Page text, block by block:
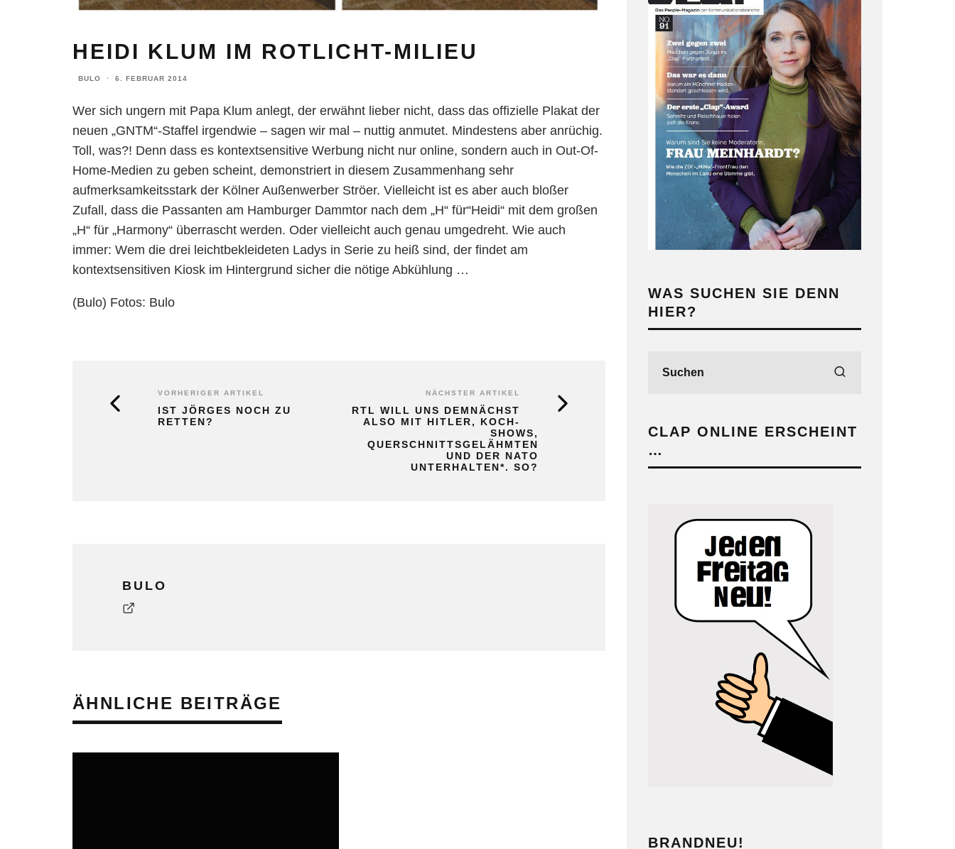
HEIDI KLUM IM ROTLICHT-MILIEU
BULO · 6. FEBRUAR 2014
Wer sich ungern mit Papa Klum anlegt, der erwähnt lieber nicht, dass das offizielle Plakat der
neuen „GNTM“-Staffel irgendwie – sagen wir mal – nuttig anmutet. Mindestens aber anrüchig.
Toll, was?! Denn dass es kontextsensitive Werbung nicht nur online, sondern auch in Out-Of-
Home-Medien zu geben scheint, demonstriert in diesem Zusammenhang sehr
aufmerksamkeitsstark der Kölner Außenwerber Ströer. Vielleicht ist es aber auch bloßer
Zufall, dass die Passanten am Hamburger Dammtor nach dem „H“ für“Heidi“ mit dem großen
„H“ für „Harmony“ überrascht werden. Oder vielleicht auch genau umgedreht. Wie auch
immer: Wem die drei leichtbekleideten Ladys in Serie zu heiß sind, der findet am
kontextsensitiven Kiosk im Hintergrund sicher die nötige Abkühlung …
(Bulo) Fotos: Bulo
VORHERIGER ARTIKEL
IST JÖRGES NOCH ZU
RETTEN?
NÄCHSTER ARTIKEL
RTL WILL UNS DEMNÄCHST
ALSO MIT HITLER, KOCH-
SHOWS,
QUERSCHNITTSGELÄHMTEN
UND DER NATO
UNTERHALTEN*. SO?
BULO
ÄHNLICHE BEITRÄGE
WAS SUCHEN SIE DENN
HIER?
CLAP ONLINE ERSCHEINT
…
BRANDNEU!